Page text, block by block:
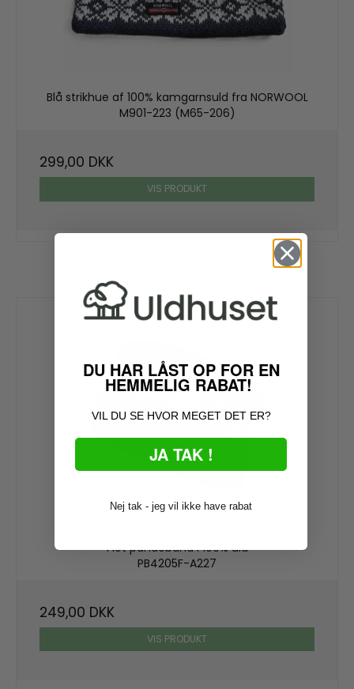
Blå strikhue af 100% kamgarnsuld fra NORWOOL
M901-223 (M65-206)
299,00 DKK
VIS PRODUKT
Flot pandebånd i 100% uld
PB4205F-A227
249,00 DKK
VIS PRODUKT
DU HAR LÅST OP FOR EN
HEMMELIG RABAT!
VIL DU SE HVOR MEGET DET ER?
JA TAK !
Nej tak - jeg vil ikke have rabat